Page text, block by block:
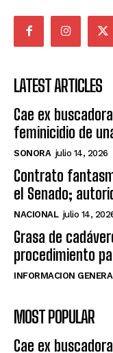
LATEST ARTICLES
Cae ex
feminicidio de
SONORA julio 14, 2026
Contrato
el Senado;
NACIONAL julio 14,
Grasa de
procedimiento
INFORMACION
MOST POPULAR
Cae ex